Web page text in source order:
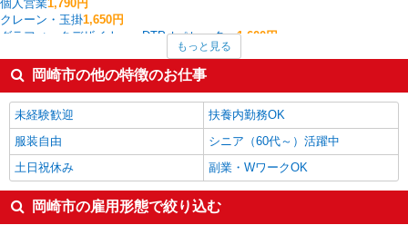
個人営業1,790円
クレーン・玉掛1,650円
グラフィックデザイナー・DTPオペレーター1,600円
データ入力・オペレーター1,572円
製造・組立・加工1,518円
経理・人事・労務・総務・法務1,509円
岡崎市の他の職種の平均時給を見る
もっと見る
岡崎市の他の特徴のお仕事
未経験歓迎
扶養内勤務OK
服装自由
シニア（60代～）活躍中
土日祝休み
副業・WワークOK
岡崎市の雇用形態で絞り込む